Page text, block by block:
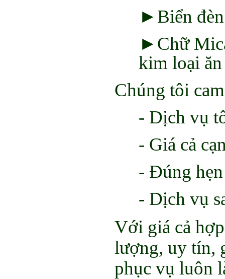
►Biển
►Chữ
kim loại
Chúng tôi
- Dịch vụ
- Giá cả
- Đúng hẹn
- Dịch vụ
Với giá cả
lượng, uy tín,
phục vụ luôn